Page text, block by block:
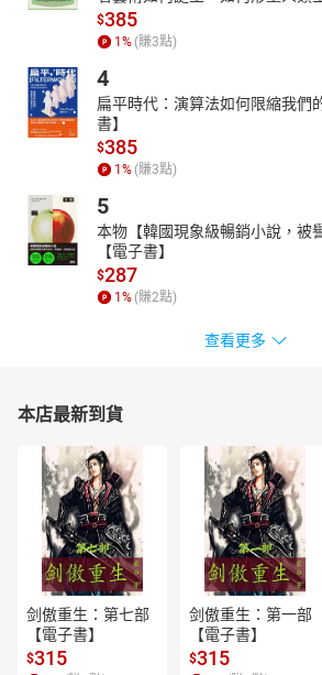
第七章 溫泉之煙-01
第七章 溫泉之煙-02
第八章 茶席-01
第八章 茶席-02
第九章 小說誦讀-01
第九章 小說誦讀-02
第十章 鏡池-01
第十章 鏡池-02
第十一章 觀海寺-01
第十二章 春之丘-03
第十三章 川舟-02
$385
1 % (賺3點)
4
扁平時代：演算法如何限縮我們
書】
$385
1 % (賺3點)
5
本物【韓國現象級暢銷小說，被
【電子書】
$287
1 % (賺2點)
查看更多
本店最新到貨
剑傲重生：第七部
【電子書】
$315
剑傲重生：第一部
【電子書】
$315